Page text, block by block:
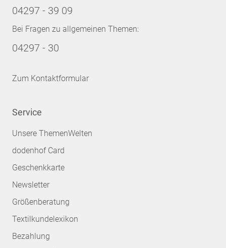
04297 - 39 09
Bei Fragen zu allgemeinen Themen:
04297 - 30
Zum Kontaktformular
Service
Unsere ThemenWelten
dodenhof Card
Geschenkkarte
Newsletter
Größenberatung
Textilkundelexikon
Bezahlung